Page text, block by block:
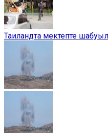
Таиландта мектепте